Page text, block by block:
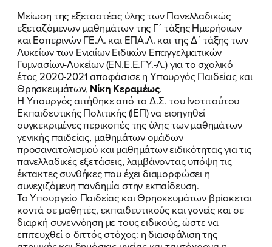
ΠΟΙΑ ΕΙΜΑΙ
ΕΡΓΟ
ΕΚΔΗΛΩΣΕΙΣ
Μείωση της εξεταστέας ύλης των Πανελλαδικώς
εξεταζόμενων μαθημάτων της Γ΄ τάξης Ημερήσιων
και Εσπερινών ΓΕ.Λ. και ΕΠΑ.Λ. και της Δ΄ τάξης των
Λυκείων των Ενιαίων Ειδικών Επαγγελματικών
Γυμνασίων-Λυκείων (ΕΝ.Ε.Ε.ΓΥ.-Λ.) για το σχολικό
έτος 2020-2021 αποφάσισε η Υπουργός Παιδείας και
Θρησκευμάτων, Νίκη Κεραμέως.
Η Υπουργός αιτήθηκε από το Δ.Σ. του Ινστιτούτου
Εκπαιδευτικής Πολιτικής (ΙΕΠ) να εισηγηθεί
συγκεκριμένες περικοπές της ύλης των μαθημάτων
γενικής παιδείας, μαθημάτων ομάδων
προσανατολισμού και μαθημάτων ειδικότητας για τις
πανελλαδικές εξετάσεις, λαμβάνοντας υπόψη τις
έκτακτες συνθήκες που έχει διαμορφώσει η
συνεχιζόμενη πανδημία στην εκπαίδευση.
Το Υπουργείο Παιδείας και Θρησκευμάτων βρίσκεται
κοντά σε μαθητές, εκπαιδευτικούς και γονείς και σε
διαρκή συνεννόηση με τους ειδικούς, ώστε να
επιτευχθεί ο διττός στόχος: η διασφάλιση της
Δεδομένων
και τους τους
Χρήσηςτου δικτυακού τόπου του
Πολιτικού Γραφείου της Βουλευτού
Νίκης Κεραμέως
ΥΠΟΒΟΛΗ
Δεδομένων
και τους τους
Χρήσηςτου δικτυακού τόπου του
Πολιτικού Γραφείου της Βουλευτού
Νίκης Κεραμέως
ΥΠΟΒΟΛΗ